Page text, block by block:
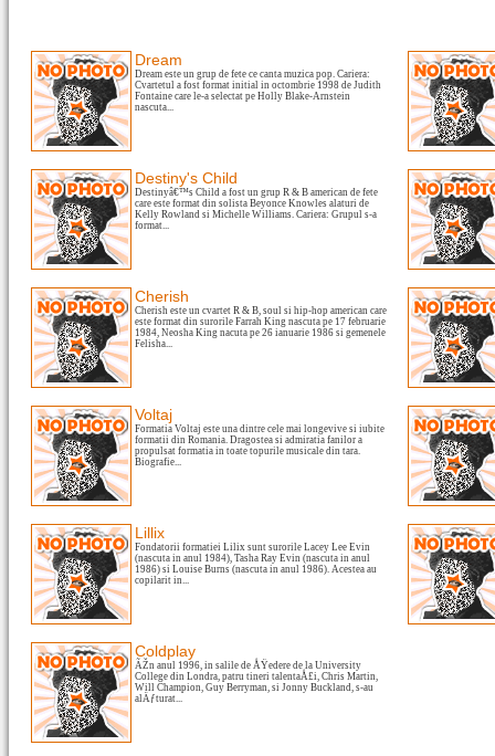
Dream
Dream este un grup de fete ce canta muzica pop. Cariera:
Cvartetul a fost format initial in octombrie 1998 de Judith
Fontaine care le-a selectat pe Holly Blake-Arnstein
nascuta...
Destiny's Child
Destinyâ€™s Child a fost un grup R & B american de fete
care este format din solista Beyonce Knowles alaturi de
Kelly Rowland si Michelle Williams. Cariera: Grupul s-a
format...
Cherish
Cherish este un cvartet R & B, soul si hip-hop american care
este format din surorile Farrah King nascuta pe 17 februarie
1984, Neosha King nacuta pe 26 ianuarie 1986 si gemenele
Felisha...
Voltaj
Formatia Voltaj este una dintre cele mai longevive si iubite
formatii din Romania. Dragostea si admiratia fanilor a
propulsat formatia in toate topurile musicale din tara.
Biografie...
Lillix
Fondatorii formatiei Lilix sunt surorile Lacey Lee Evin
(nascuta in anul 1984), Tasha Ray Evin (nascuta in anul
1986) si Louise Burns (nascuta in anul 1986). Acestea au
copilarit in...
Coldplay
ÃŽn anul 1996, in salile de ÅŸedere de la University
College din Londra, patru tineri talentaÅ£i, Chris Martin,
Will Champion, Guy Berryman, si Jonny Buckland, s-au
alÄƒturat...